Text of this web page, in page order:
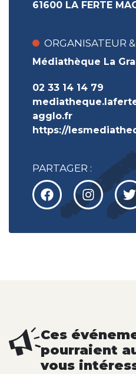
61600 LA FERTE
ORGANISATEUR
Médiathèque La
02 33 14 14 79
agglo.fr
https://
PARTAGER :
Ces
pourraient
vous